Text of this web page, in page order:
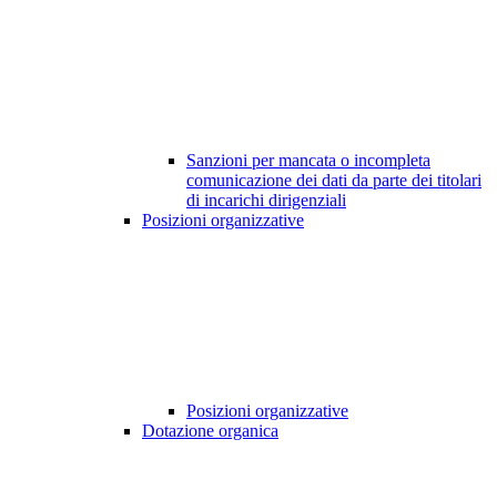
Sanzioni per mancata o incompleta
comunicazione dei dati da parte dei titolari
di incarichi dirigenziali
Posizioni organizzative
Posizioni organizzative
Dotazione organica